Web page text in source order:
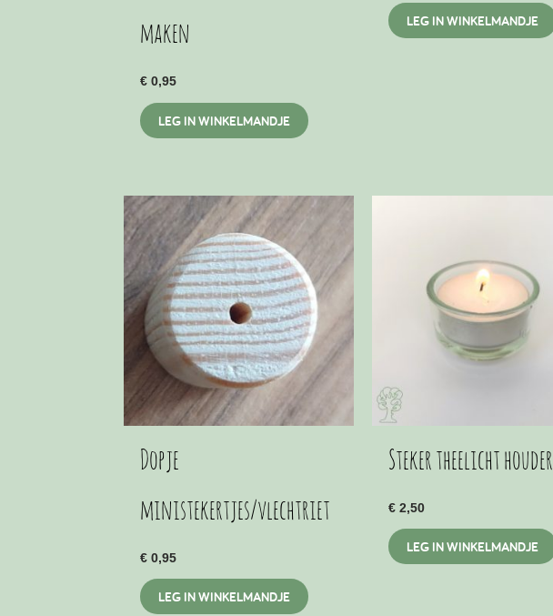
maken
€ 0,95
LEG IN WINKELMANDJE
LEG IN WINKELMANDJE
Dopje
ministekertjes/vlechtriet
€ 0,95
LEG IN WINKELMANDJE
Steker theelicht houder
€ 2,50
LEG IN WINKELMANDJE